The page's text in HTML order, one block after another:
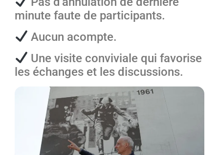
minute faute de participants.
Aucun acompte.
Une visite conviviale qui favorise
les échanges et les discussions.